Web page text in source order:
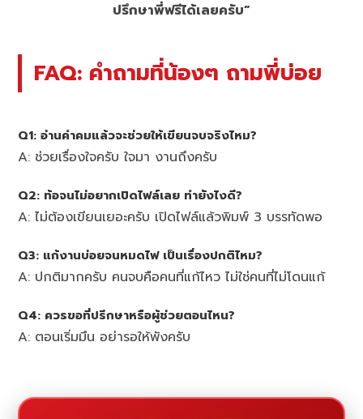
ปรึกษาพี่ฟรีได้เลยครับ”
FAQ: คำถามที่น้องๆ ถามพี่บ่อย
Q1: อ่านคำคมแล้วจะช่วยให้เขียนจบจริงไหม?
A: ช่วยเรื่องใจครับ ใจมา งานถึงครับ
Q2: ท้อจนไม่อยากเปิดไฟล์เลย ทำยังไงดี?
A: ไม่ต้องเขียนเยอะครับ เปิดไฟล์แล้วพิมพ์ 3 บรรทัดพอ
Q3: แก้งานบ่อยจนหมดไฟ เป็นเรื่องปกติไหม?
A: ปกติมากครับ คนจบคือคนที่แก้ไหว ไม่ใช่คนที่ไม่โดนแก้
Q4: ควรขอที่ปรึกษาหรือผู้ช่วยตอนไหน?
A: ตอนเริ่มมึน อย่ารอให้พังครับ